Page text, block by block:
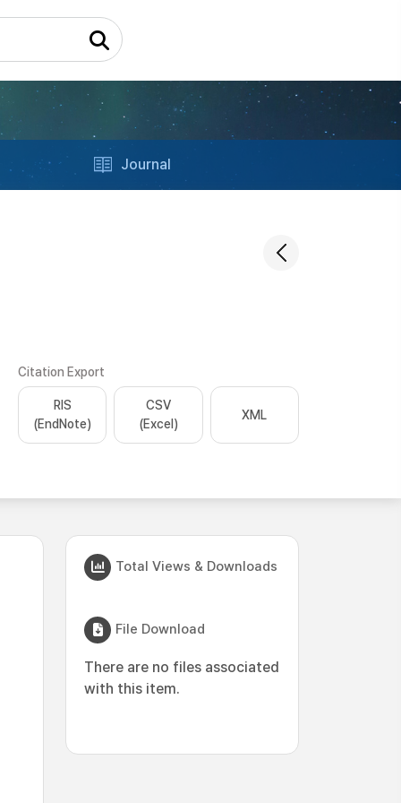
Journal
Citation Export
RIS
(EndNote)
CSV
(Excel)
XML
Total Views & Downloads
File Download
There are no files associated
with this item.